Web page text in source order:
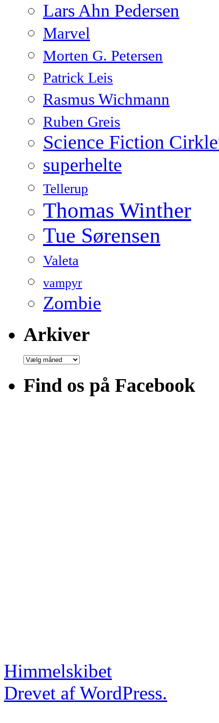
Lars Ahn Pedersen
Marvel
Morten G. Petersen
Patrick Leis
Rasmus Wichmann
Ruben Greis
Science Fiction
superhelte
Tellerup
Thomas Winther
Tue Sørensen
Valeta
vampyr
Zombie
Arkiver
Arkiver
Find os på Facebook
Himmelskibet
Drevet af WordPress.